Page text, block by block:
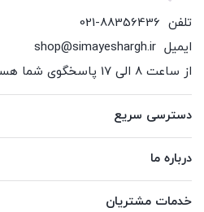
تلفن 021-88356436
ایمیل shop@simayeshargh.ir
از ساعت 8 الی 17 پاسخگوی شما هستیم.
دسترسی سریع
درباره ما
خدمات مشتریان